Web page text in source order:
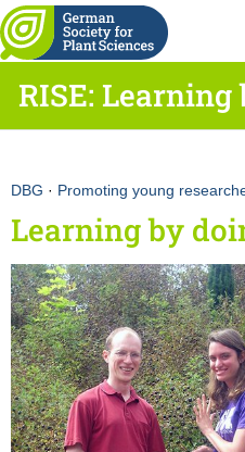
RISE:
DBG · Promoting young
Learning by